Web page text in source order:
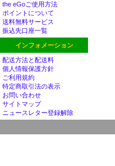
the eGoご使用方法
ポイントについて
送料無料サービス
振込先口座一覧
インフォメーション
配送方法と配送料
個人情報保護方針
ご利用規約
特定商取引法の表示
お問い合わせ
サイトマップ
ニュースレター登録解除